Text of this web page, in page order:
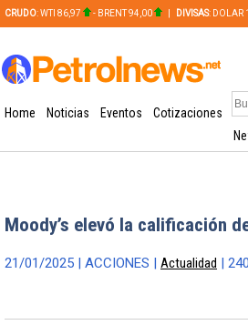
CRUDO: WTI 86,97 - BRENT 94,00 DIVISAS: DOLAR
Home Noticias Eventos
Cotizaciones
Moody’s elevó la calificación
21/01/2025 | ACCIONES | Actualidad |